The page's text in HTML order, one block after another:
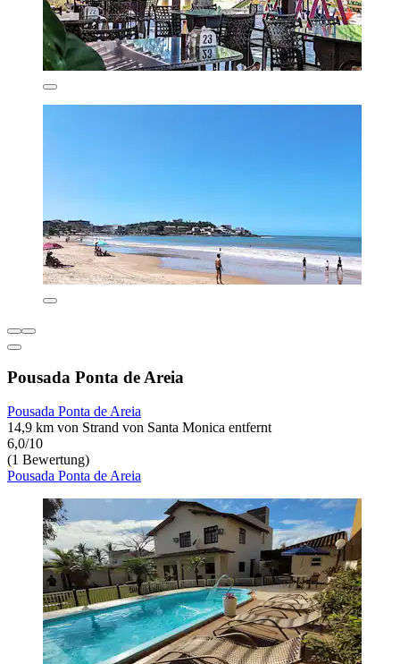
Pousada Ponta de Areia
Pousada Ponta de Areia
14,9 km von Strand von Santa Monica entfernt
6,0/10
(1 Bewertung)
Pousada Ponta de Areia